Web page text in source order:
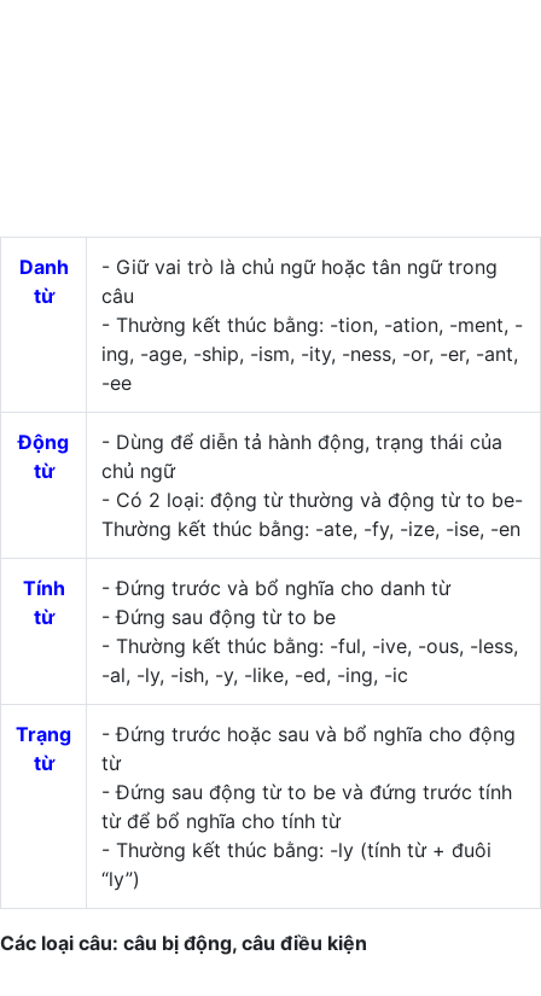
Danh
từ
- Giữ vai trò là chủ ngữ hoặc tân ngữ trong
câu
- Thường kết thúc bằng: -tion, -ation, -ment, -
ing, -age, -ship, -ism, -ity, -ness, -or, -er, -ant,
-ee
Động
từ
- Dùng để diễn tả hành động, trạng thái của
chủ ngữ
- Có 2 loại: động từ thường và động từ to be-
Thường kết thúc bằng: -ate, -fy, -ize, -ise, -en
Tính
từ
- Đứng trước và bổ nghĩa cho danh từ
- Đứng sau động từ to be
- Thường kết thúc bằng: -ful, -ive, -ous, -less,
-al, -ly, -ish, -y, -like, -ed, -ing, -ic
Trạng
từ
- Đứng trước hoặc sau và bổ nghĩa cho động
từ
- Đứng sau động từ to be và đứng trước tính
từ để bổ nghĩa cho tính từ
- Thường kết thúc bằng: -ly (tính từ + đuôi
“ly”)
Các loại câu: câu bị động, câu điều kiện